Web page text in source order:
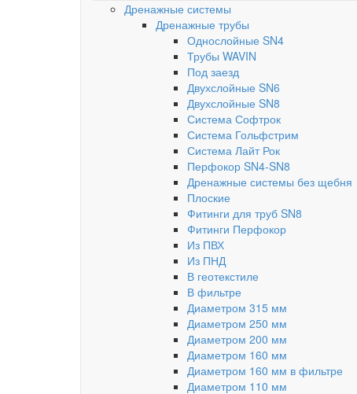
Дренажные системы
Дренажные трубы
Однослойные SN4
Трубы WAVIN
Под заезд
Двухслойные SN6
Двухслойные SN8
Система Софтрок
Система Гольфстрим
Система Лайт Рок
Перфокор SN4-SN8
Дренажные системы без щебня
Плоские
Фитинги для труб SN8
Фитинги Перфокор
Из ПВХ
Из ПНД
В геотекстиле
В фильтре
Диаметром 315 мм
Диаметром 250 мм
Диаметром 200 мм
Диаметром 160 мм
Диаметром 160 мм в фильтре
Диаметром 110 мм